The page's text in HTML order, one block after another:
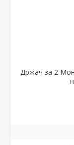
Држач за 2